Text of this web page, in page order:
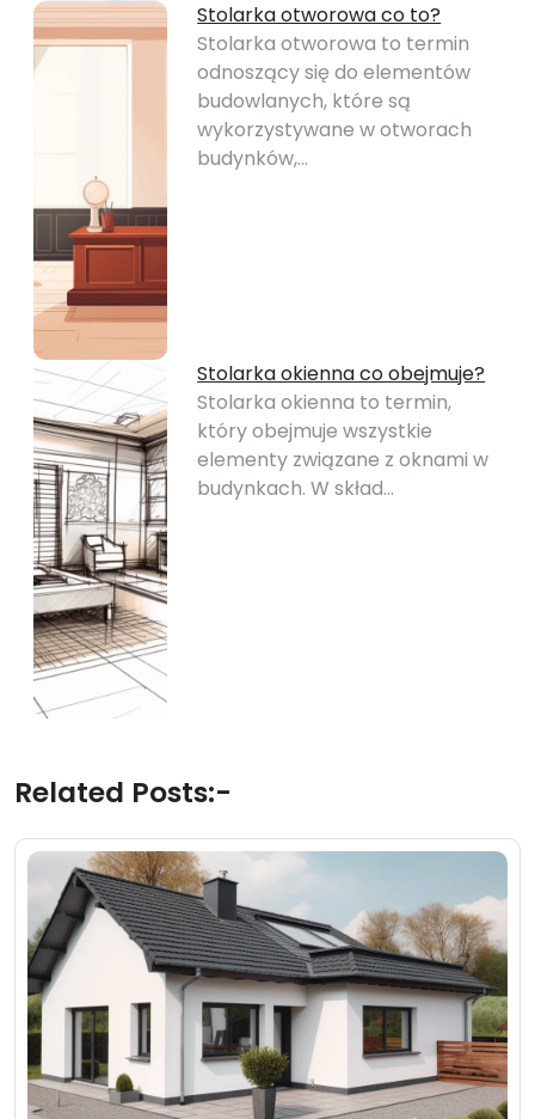
Stolarka otworowa co to?
Stolarka otworowa to termin
odnoszący się do elementów
budowlanych, które są
wykorzystywane w otworach
budynków,…
Stolarka okienna co obejmuje?
Stolarka okienna to termin,
który obejmuje wszystkie
elementy związane z oknami w
budynkach. W skład…
Related Posts:-